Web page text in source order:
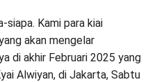
siapa. Kami para kiai
akan mengelar
di akhir Februari 2025 yang
Alwiyan, di Jakarta, Sabtu